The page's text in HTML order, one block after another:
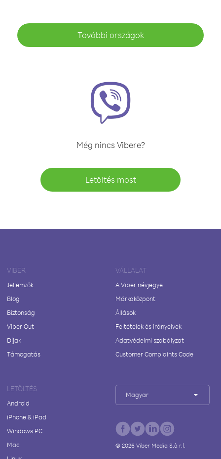
További országok
Még nincs Vibere?
Letöltés most
VIBER
Jellemzők
Blog
Biztonság
Viber Out
Díjak
Támogatás
VÁLLALAT
A Viber névjegye
Márkaközpont
Állások
Feltételek és irányelvek
Adatvédelmi szabályzat
Customer Complaints Code
LETÖLTÉS
Android
iPhone & iPad
Windows PC
Mac
Magyar
© 2026Viber Media S.à r.l.